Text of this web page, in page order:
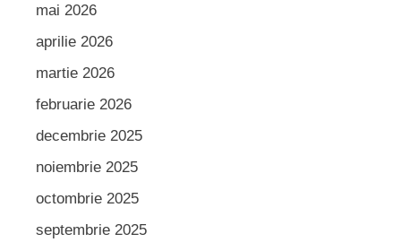
mai 2026
aprilie 2026
martie 2026
februarie 2026
decembrie 2025
noiembrie 2025
octombrie 2025
septembrie 2025